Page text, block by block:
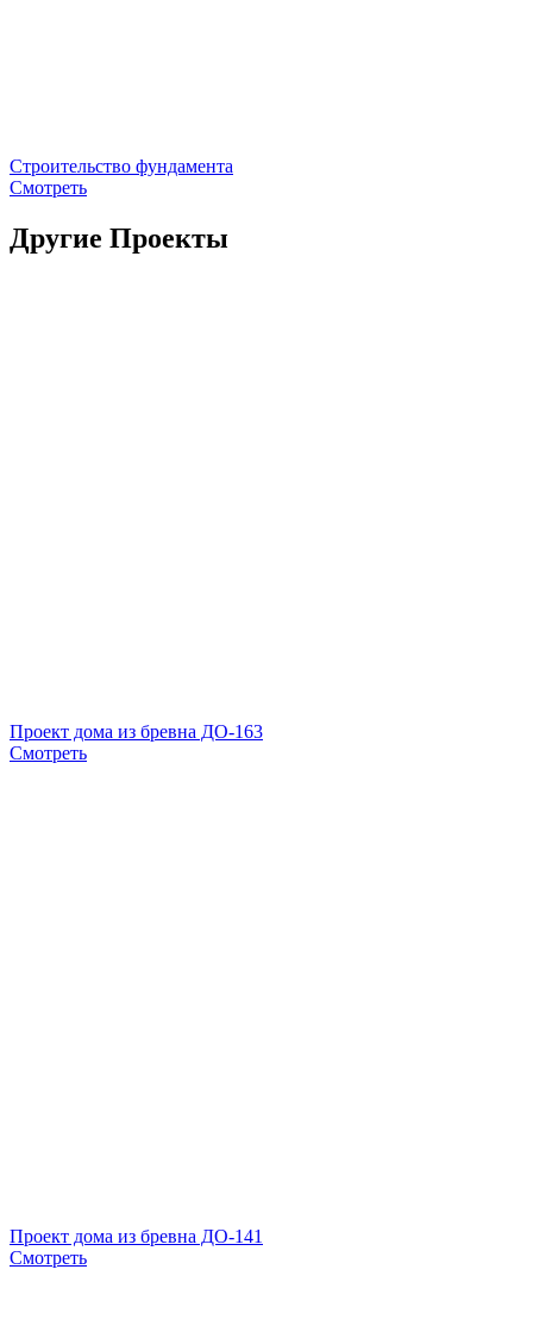
Строительство фундамента
Смотреть
Другие Проекты
Проект дома из бревна ДО-163
Смотреть
Проект дома из бревна ДО-141
Смотреть